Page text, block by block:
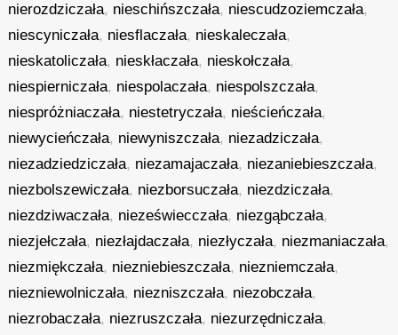
nierozdziczała, nieschińszczała, niescudzoziemczała,
niescyniczała, niesflaczała, nieskaleczała,
nieskatoliczała, nieskłaczała, nieskołczała,
niespierniczała, niespolaczała, niespolszczała,
niespróżniaczała, niestetryczała, nieścieńczała,
niewycieńczała, niewyniszczała, niezadziczała,
niezadziedziczała, niezamajaczała, niezaniebieszczała,
niezbolszewiczała, niezborsuczała, niezdziczała,
niezdziwaczała, niezeświecczała, niezgąbczała,
niezjełczała, niezłajdaczała, niezłyczała, niezmaniaczała,
niezmiękczała, niezniebieszczała, niezniemczała,
niezniewolniczała, niezniszczała, niezobczała,
niezrobaczała, niezruszczała, niezurzędniczała,